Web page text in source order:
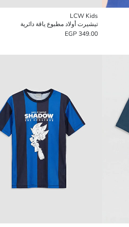
LCW Kids
تيشيرت أولاد مطبوع ياقة دائرية
349.00 EGP